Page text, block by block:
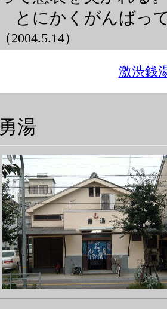
とにかくがんばっ
（2004.5.14）
激渋銭
勇湯